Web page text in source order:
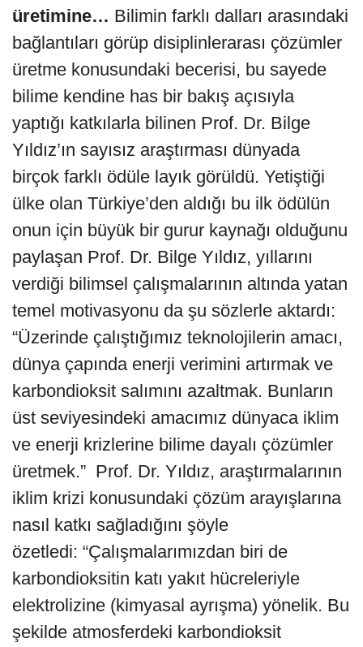
üretimine… Bilimin farklı dalları arasındaki
bağlantıları görüp disiplinlerarası çözümler
üretme konusundaki becerisi, bu sayede
bilime kendine has bir bakış açısıyla
yaptığı katkılarla bilinen Prof. Dr. Bilge
Yıldız’ın sayısız araştırması dünyada
birçok farklı ödüle layık görüldü. Yetiştiği
ülke olan Türkiye’den aldığı bu ilk ödülün
onun için büyük bir gurur kaynağı olduğunu
paylaşan Prof. Dr. Bilge Yıldız, yıllarını
verdiği bilimsel çalışmalarının altında yatan
temel motivasyonu da şu sözlerle aktardı:
“Üzerinde çalıştığımız teknolojilerin amacı,
dünya çapında enerji verimini artırmak ve
karbondioksit salımını azaltmak. Bunların
üst seviyesindeki amacımız dünyaca iklim
ve enerji krizlerine bilime dayalı çözümler
üretmek.” Prof. Dr. Yıldız, araştırmalarının
iklim krizi konusundaki çözüm arayışlarına
nasıl katkı sağladığını şöyle
özetledi: “Çalışmalarımızdan biri de
karbondioksitin katı yakıt hücreleriyle
elektrolizine (kimyasal ayrışma) yönelik. Bu
şekilde atmosferdeki karbondioksit